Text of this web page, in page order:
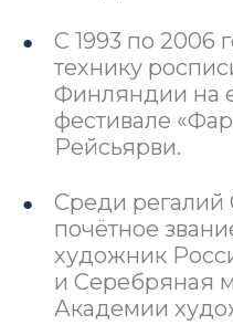
С 1993 по 2006
технику
Финляндии на
фестивале
Рейсьярви.
Среди регалий
почётное
художник
и Серебряная
Академии